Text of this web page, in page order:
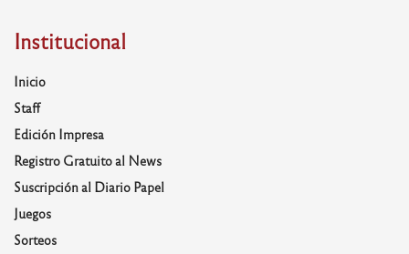
Institucional
Inicio
Staff
Edición Impresa
Registro Gratuito al News
Suscripción al Diario Papel
Juegos
Sorteos